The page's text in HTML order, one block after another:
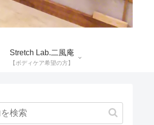
Stretch Lab.二風庵
【ボディケア希望の方】